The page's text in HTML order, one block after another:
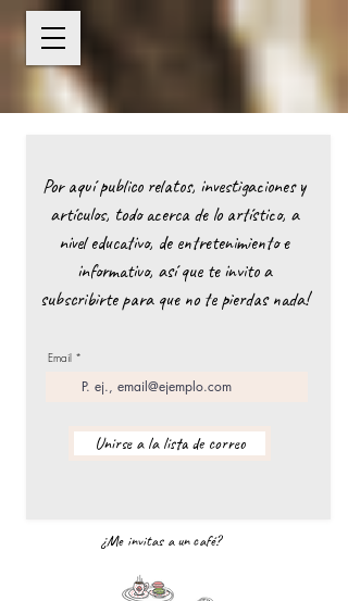
Por aquí publico relatos, investigaciones y
artículos, todo acerca de lo artístico, a
nivel educativo, de entretenimiento e
informativo, así que te invito a
subscribirte para que no te pierdas nada!
Email
Unirse a la lista de correo
¿Me invitas a un café?